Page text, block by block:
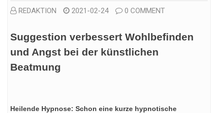
REDAKTION 2021-02-24 0 COMMENT
Suggestion verbessert Wohlbefinden
und Angst bei der künstlichen
Beatmung
Heilende Hypnose: Schon eine kurze hypnotische